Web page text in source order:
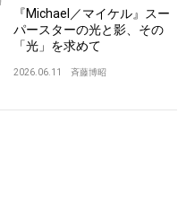
『Michael／マイケル』スー
パースターの光と影、その
「光」を求めて
2026.06.11 斉藤博昭